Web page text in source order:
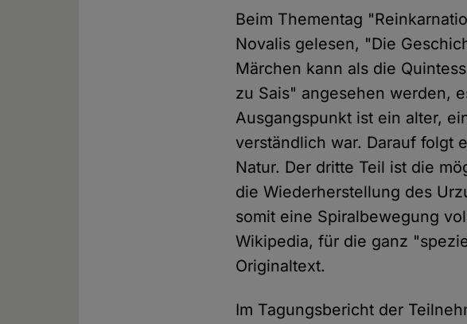
Beim Thementag
Novalis gelesen, "Die
Märchen kann als die
zu Sais" angesehen werden,
Ausgangspunkt ist ein alter,
verständlich war. Darauf folgt
Natur. Der dritte Teil ist die
die Wiederherstellung des
somit eine Spiralbewegung
Wikipedia, für die ganz
Originaltext.
Im Tagungsbericht der